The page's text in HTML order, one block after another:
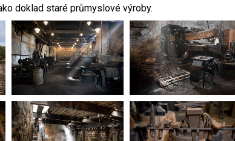
doklad staré průmyslové výroby.